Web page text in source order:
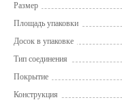
Размер
Площадь упаковки
Досок в упаковке
Тип соединения
Покрытие
Конструкция